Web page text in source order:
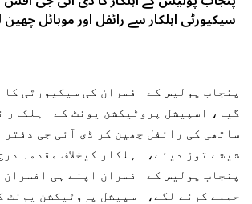
سیکیورٹی اہلکار سے رائفل اور موبائل چھین
پنجاب پولیس کے افسران کی سیکیورٹی
گیا، اسپیشل پروٹیکشن یونٹ کے اہلکار
ساتھی کی رائفل چھین کر ڈی آئی جی دفتر
شیشے توڑ دیئے، اہلکار کیخلاف مقدمہ
پنجاب پولیس کے افسران اپنے ہی افسران
حملے کرنے لگے، اسپیشل پروٹیکشن یونٹ